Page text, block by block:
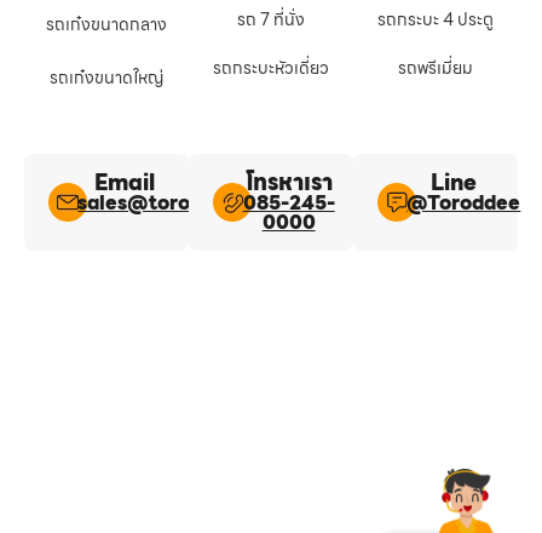
รถเก๋งขนาดกลาง
รถเก๋งขนาดใหญ่
รถ 7 ที่นั่ง
รถกระบะหัวเดี่ยว
รถกระบะ 4 ประตู
รถพรีเมี่ยม
Email
sales@toroddee.com
โทรหาเรา
085-245-
0000
Line​
@Toroddee​